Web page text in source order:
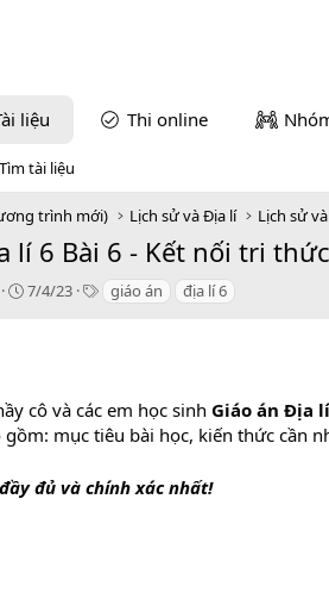
liệu Thi online
Tìm tài liệu
trình mới) Lịch sử và Địa lí Lịch sử
lí 6 Bài 6 - Kết nối tri thức
C
o
n
a
7/4/23
T giáo án địa lí 6
cô và các em học sinh Giáo án Địa
mục tiêu bài học, kiến thức cần
đủ và chính xác nhất!